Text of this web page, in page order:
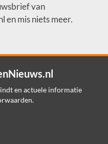
van
mis niets meer.
en actuele informatie